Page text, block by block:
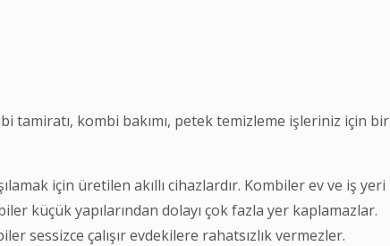
tamiratı, kombi bakımı, petek temizleme işleriniz için bir
için üretilen akıllı cihazlardır. Kombiler ev ve iş yeri
küçük yapılarından dolayı çok fazla yer kaplamazlar.
sessizce çalışır evdekilere rahatsızlık vermezler.